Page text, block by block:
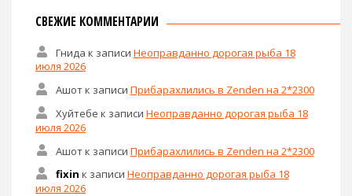
СВЕЖИЕ КОММЕНТАРИИ
Гнида к записи Неоправданно дорогая рыба 18
июля 2026
Ашотк записи Прибарахлились в Zenden на 2*2300
Хуйтебе к записи Неоправданно дорогая рыба 18
июля 2026
Ашотк записи Прибарахлились в Zenden на 2*2300
fixin к записи Неоправданно дорогая рыба 18
июля 2026